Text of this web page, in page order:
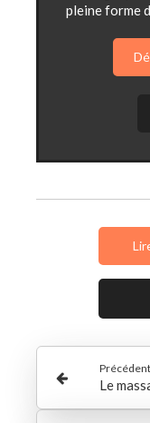
pleine forme
Précédent